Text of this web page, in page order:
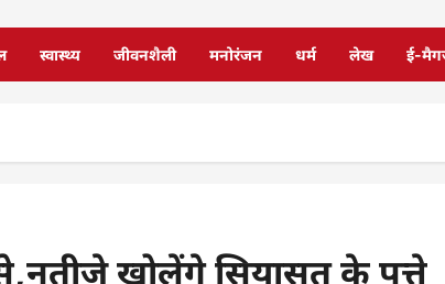
स्वास्थ्य जीवनशैली मनोरंजन धर्म लेख ई-
खोलेंगे सियासत के पत्ते